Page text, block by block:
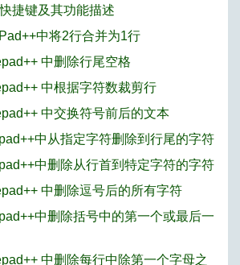
捷键及其功能描述
中将2行合并为1行
中删除行尾空格
中根据字符数裁剪行
中交换符号前后的文本
中从指定字符删除到行尾的字符
中删除从行首到特定字符的字符
中删除逗号后的所有字符
中删除括号中的第一个或最后一
中删除每行中除第一个字母之